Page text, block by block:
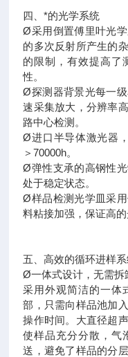
四、*的光学系统
Ø采用倒置傅里叶光
的多次反射所产生的
的限制，有效提高了
性。
Ø探测器背景光每一
速采集放大，分辨率
路中心检测。
Ø进口半导体激光器
＞70000h。
Ø弹性支承的高钢性
处于稳定状态。
Ø样品检测光学皿采
料粘接加强，保证高
五、高效的循环进样
Ø一体式设计，无需拆
采用外观简洁的一体
部，只需向样品池加
操作时间。大直径超
使样品充分分散，气
送，避免了样品的分